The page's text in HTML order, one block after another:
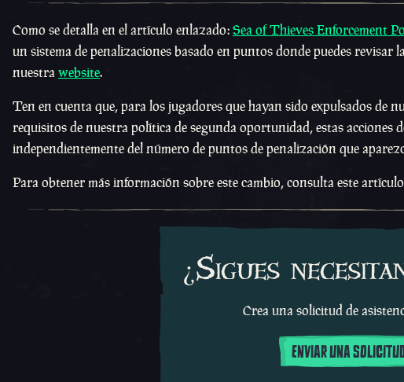
Como se detalla en el artículo enlazado:Sea of Thieves Enforcement
un sistema de penalizaciones basado en puntos donde puedes revisar
nuestrawebsite.
Ten en cuenta que, para los jugadores que hayan sido expulsados de
requisitos de nuestra política de segunda oportunidad, estas acciones
independientemente del número de puntos de penalización que
Para obtener más información sobre este cambio, consulta este
¿Sigues
Crea una solicitud de
ENVIAR UNA